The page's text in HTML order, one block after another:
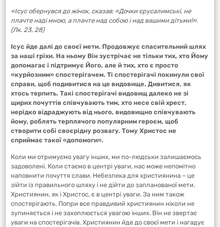
«Ісус обернувся до жінок, сказав: «Дочки єрусалимські, не
плачте наді мною, а плачте над собою і над вашими дітьми!».
(Лк. 23, 28)
Ісус йде далі до своєї мети. Продовжує спасительний шлях
за наші гріхи. На ньому Він зустрічає не тільки тих, хто Йому
допомагає і підтримує Його, але й тих, хто є просто
«курйозним» спостерігачем. Ті спостерігачі покинули свої
справи, щоб подивитися на це видовище. Дивитися, як
хтось терпить. Такі спостерігачі видовищ далеко не зі
щирих почуттів співчувають тим, хто несе свій хрест,
нерідко відраджують від нього, видовищно співчувають
йому, роблять терплячого популярним героєм, щоб
створити собі своєрідну розвагу. Тому Христос не
сприймає такої «допомоги».
Коли ми отримуємо увагу інших, ми по-людськи залишаємось
задоволені. Коли стаємо в центрі уваги, нас може непомітно
наповнити почуття слави. Небезпека для християнина – це
зійти із правильного шляху і не дійти до запланованої мети.
Християнин, як і Христос, є в центрі уваги. За ним також
спостерігають. Попри все правдивий християнин ніколи не
зупиняється і не захоплюється увагою інших. Він не звертає
уваги на спостерігачів. Християнин йде до своєї мети і нагадує